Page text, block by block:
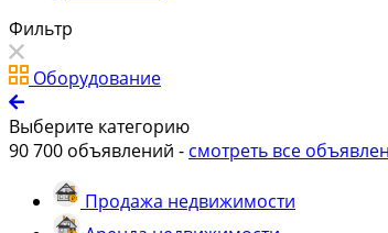
Фильтр
Оборудование
Выберите категорию
90 700 объявлений - смотреть все
Продажа недвижимости